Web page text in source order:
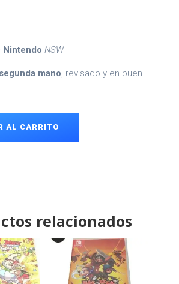
Nintendo NSW
segunda mano, revisado y en buen
AL CARRITO
relacionados